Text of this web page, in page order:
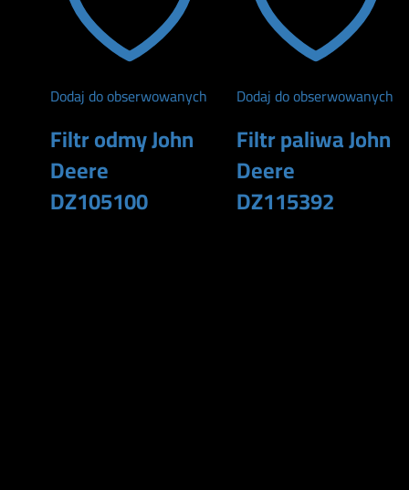
Dodaj do obserwowanych
Filtr odmy John
Deere
DZ105100
Dodaj do obserwowanych
Filtr paliwa John
Deere
DZ115392